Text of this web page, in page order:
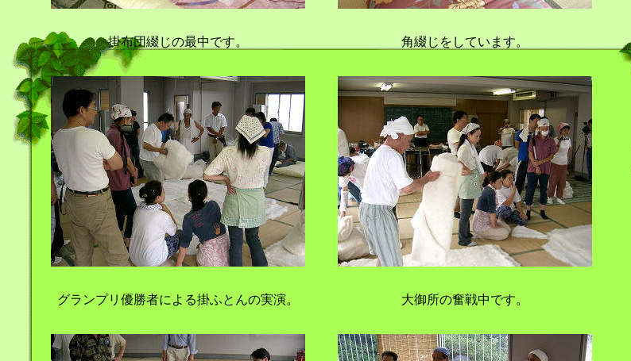
掛布団綴じの最中です。 角綴じをしています。
グランプリ優勝者による掛ふとんの実演。 大御所の奮戦中です。